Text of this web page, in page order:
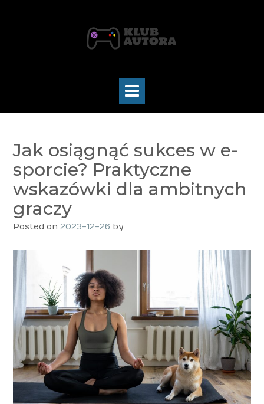
Jak osiągnąć sukces w e-
sporcie? Praktyczne
wskazówki dla ambitnych
graczy
Posted on 2023-12-26 by